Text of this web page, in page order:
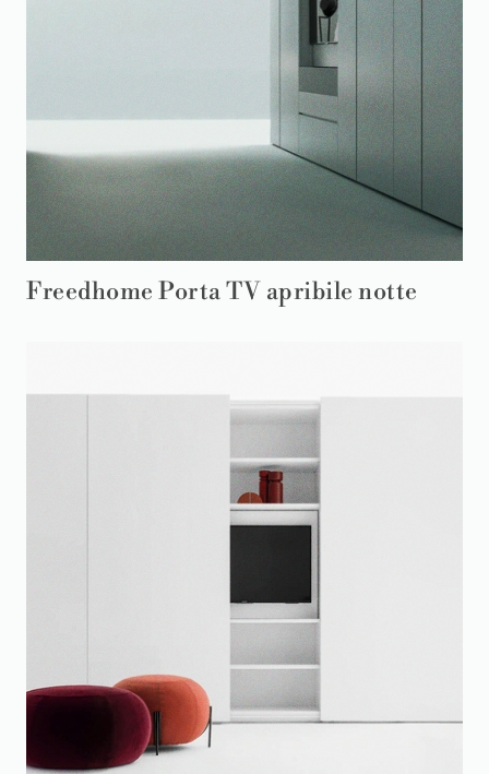
Freedhome Porta TV apribile notte